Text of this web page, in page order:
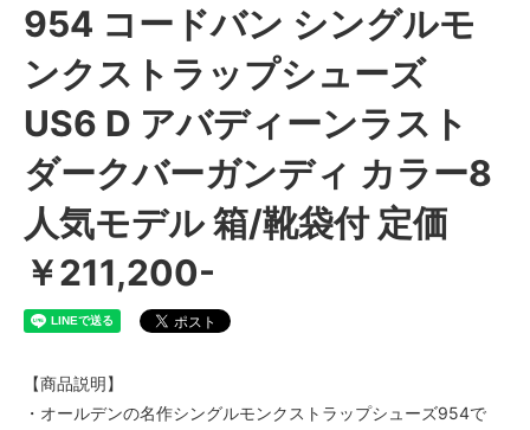
954 コードバン シングルモ
ンクストラップシューズ
US6 D アバディーンラスト
ダークバーガンディ カラー8
人気モデル 箱/靴袋付 定価
￥211,200-
【商品説明】
・オールデンの名作シングルモンクストラップシューズ954で